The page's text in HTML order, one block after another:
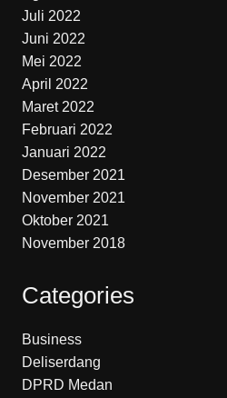
Juli 2022
Juni 2022
Mei 2022
April 2022
Maret 2022
Februari 2022
Januari 2022
Desember 2021
November 2021
Oktober 2021
November 2018
Categories
Business
Deliserdang
DPRD Medan